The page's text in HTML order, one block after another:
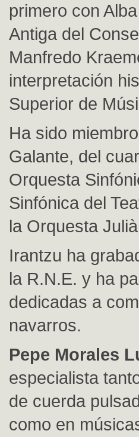
primero con
Antiga del
Manfredo
interpretación
Superior de
Ha sido
Galante, del
Orquesta
Sinfónica del
la Orquesta
Irantzu ha
la R.N.E. y ha
dedicadas a
navarros.
Pepe Morales
especialista
de cuerda
como en